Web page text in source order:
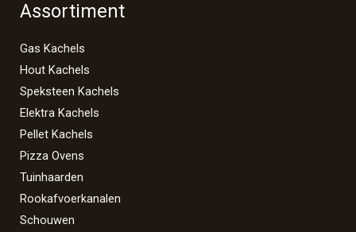
Assortiment
Gas Kachels
Hout Kachels
Speksteen Kachels
Elektra Kachels
Pellet Kachels
Pizza Ovens
Tuinhaarden
Rookafvoerkanalen
Schouwen